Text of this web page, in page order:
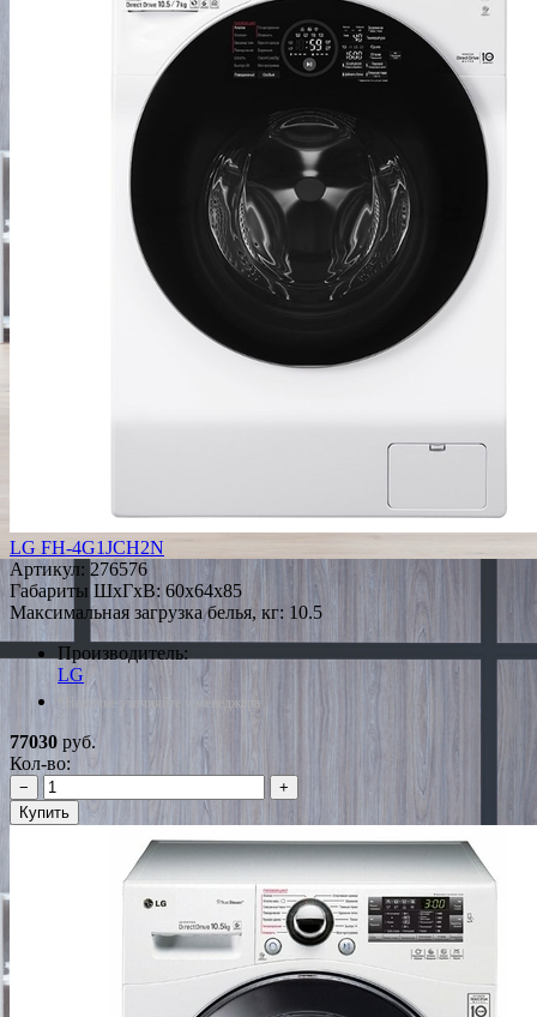
LG FH-4G1JCH2N
Артикул: 276576
Габариты ШxГxВ: 60x64x85
Максимальная загрузка белья, кг: 10.5
Производитель:
LG
*Наличие уточняйте у менеджера
77030 руб.
Кол-во:
−
+
Купить